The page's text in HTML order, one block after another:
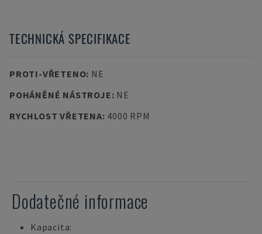
TECHNICKÁ SPECIFIKACE
PROTI-VŘETENO: NE
POHÁNĚNÉ NÁSTROJE: NE
RYCHLOST VŘETENA: 4000 RPM
Dodatečné informace
Kapacita: